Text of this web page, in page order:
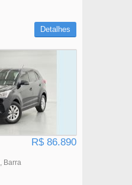
Detalhes
R$ 86.890
Barra